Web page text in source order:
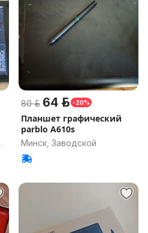
80 р. 64 р. -20%
Планшет графический
parblo A610s
Минск, Заводской